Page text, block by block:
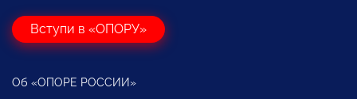
Вступи в «ОПОРУ»
Об «ОПОРЕ РОССИИ»